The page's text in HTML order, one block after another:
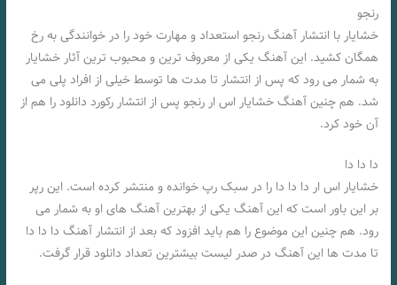
رنجو
خشایار با انتشار آهنگ رنجو استعداد و مهارت خود را در خوانندگی به رخ
همگان کشید. این آهنگ یکی از معروف ترین و محبوب ترین آثار خشایار
به شمار می‌ رود که پس از انتشار تا مدت‌ ها توسط خیلی از افراد پلی می
شد. هم چنین آهنگ خشایار اس ار رنجو پس از انتشار رکورد دانلود را هم از
آن خود کرد.
دا دا دا
خشایار اس ار دا دا دا را در سبک رپ خوانده و منتشر کرده است. این رپر
بر این باور است که این آهنگ یکی از بهترین آهنگ‌ های او به شمار می‌
رود. هم چنین این موضوع را هم باید افزود که بعد از انتشار آهنگ دا دا دا
تا مدت‌ ها این آهنگ در صدر لیست بیشترین تعداد دانلود قرار گرفت.